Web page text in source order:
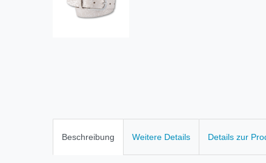
Beschreibung Weitere Details Details zur